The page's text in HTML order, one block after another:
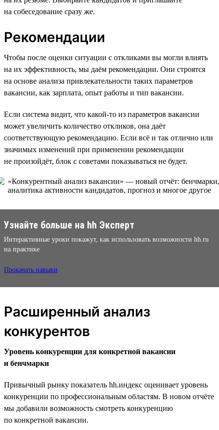
на собеседование сразу же.
Рекомендации
Чтобы после оценки ситуации с откликами вы могли влиять
на их эффективность, мы даём рекомендации. Они строятся
на основе анализа привлекательности таких параметров
вакансии, как зарплата, опыт работы и тип вакансии.
Если система видит, что какой-то из параметров вакансии
может увеличить количество откликов, она даёт
соответствующую рекомендацию. Если всё и так отлично или
значимых изменений при применении рекомендации
не произойдёт, блок с советами показываться не будет.
Узнайте больше на hh Эксперт
Интерактивные уроки покажут, как использовать возможности hh.ru
на практике
Прокачать навыки
Расширенный анализ
конкурентов
Уровень конкуренции для конкретной вакансии
и бенчмарки
Привычный рынку показатель hh.индекс оценивает уровень
конкуренции по профессиональным областям. В новом отчёте
мы добавили возможность смотреть конкуренцию
по конкретной вакансии.